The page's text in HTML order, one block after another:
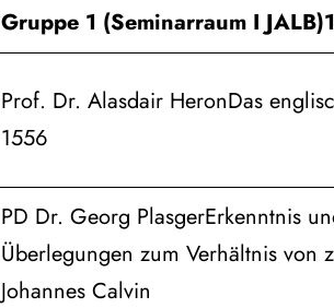
Gruppe 1 (Seminarraum I JALB)
Prof. Dr. Alasdair HeronDas
1556
PD Dr. Georg PlasgerErkenntnis
Überlegungen zum Verhältnis von
Johannes Calvin